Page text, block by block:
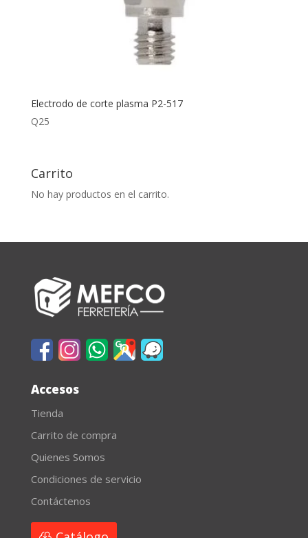
Electrodo de corte plasma P2-517
Q25
Carrito
No hay productos en el carrito.
Accesos
Tienda
Carrito de compra
Quienes Somos
Condiciones de servicio
Contáctenos